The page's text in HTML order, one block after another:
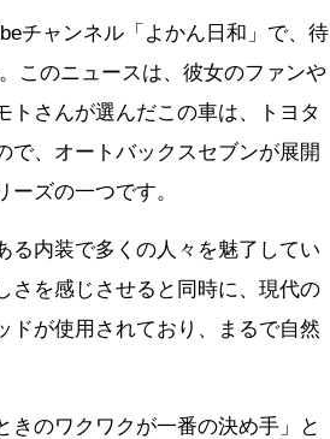
チャンネル「よかん日和」で、待
このニュースは、彼女のファンや
トさんが選んだこの車は、トヨタ
で、オートバックスセブンが展開
ズの一つです。
る内装で多くの人々を魅了してい
さを感じさせると同時に、現代の
ドが使用されており、まるで自然
きのワクワクが一番の決め手」と